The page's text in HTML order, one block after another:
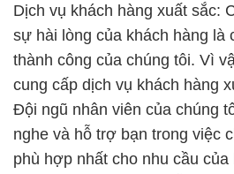
Dịch vụ khách hàng xuất sắc:
sự hài lòng của khách hàng là
thành công của chúng tôi. Vì
cung cấp dịch vụ khách hàng
Đội ngũ nhân viên của chúng
nghe và hỗ trợ bạn trong việc
phù hợp nhất cho nhu cầu